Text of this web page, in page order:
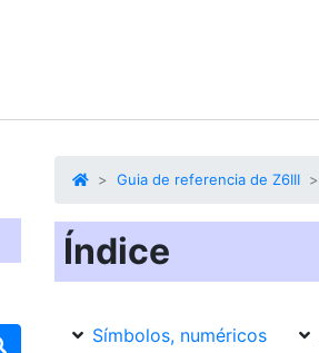
Guia de referencia de Z6III
Índice
Símbolos, numéricos